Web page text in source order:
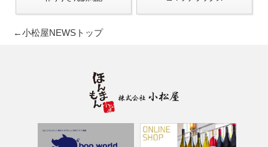
←小松屋NEWSトップ